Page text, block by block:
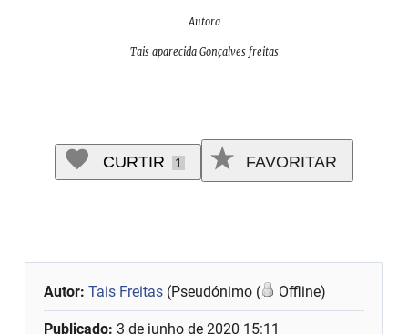
Autora
Tais aparecida Gonçalves freitas
CURTIR 1 FAVORITAR
Autor:Tais Freitas (Pseudónimo ( Offline)
Publicado:3 de junho de 2020 15:11